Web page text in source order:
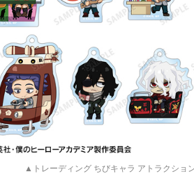
▲トレーディング ちびキャラ アトラクショ